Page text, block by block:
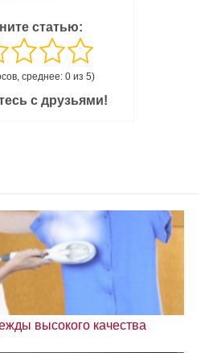
статью:
среднее: 0 из 5)
с друзьями!
высокого качества